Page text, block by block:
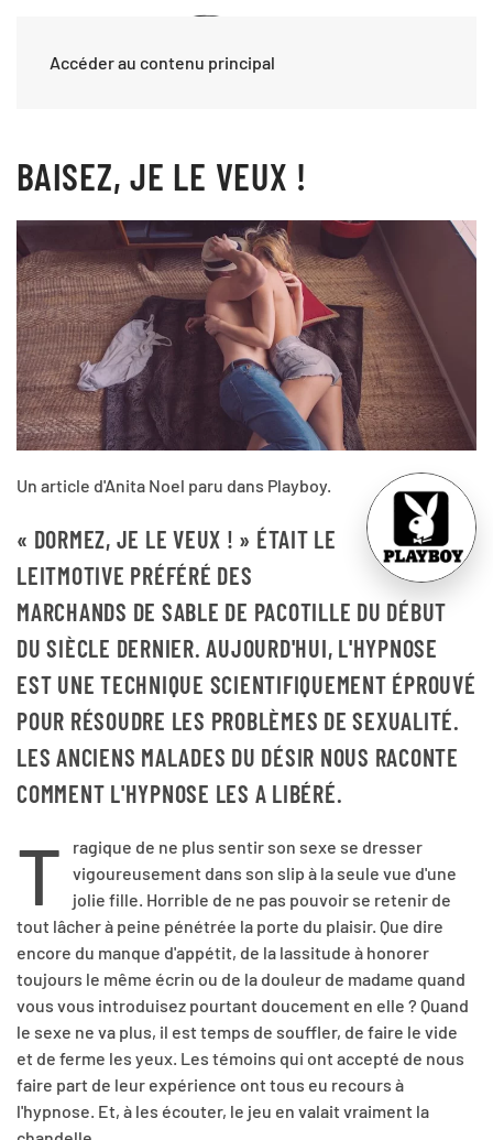
Accéder au contenu principal
BAISEZ, JE LE VEUX !
Un article d'Anita Noel paru dans Playboy.
« DORMEZ, JE LE VEUX ! » ÉTAIT LE
LEITMOTIVE PRÉFÉRÉ DES
MARCHANDS DE SABLE DE PACOTILLE DU DÉBUT
DU SIÈCLE DERNIER. AUJOURD'HUI, L'HYPNOSE
EST UNE TECHNIQUE SCIENTIFIQUEMENT ÉPROUVÉ
POUR RÉSOUDRE LES PROBLÈMES DE SEXUALITÉ.
LES ANCIENS MALADES DU DÉSIR NOUS RACONTE
COMMENT L'HYPNOSE LES A LIBÉRÉ.
T
ragique de ne plus sentir son sexe se dresser
vigoureusement dans son slip à la seule vue d'une
jolie fille. Horrible de ne pas pouvoir se retenir de
tout lâcher à peine pénétrée la porte du plaisir. Que dire
encore du manque d'appétit, de la lassitude à honorer
toujours le même écrin ou de la douleur de madame quand
vous vous introduisez pourtant doucement en elle ? Quand
le sexe ne va plus, il est temps de souffler, de faire le vide
et de ferme les yeux. Les témoins qui ont accepté de nous
faire part de leur expérience ont tous eu recours à
l'hypnose. Et, à les écouter, le jeu en valait vraiment la